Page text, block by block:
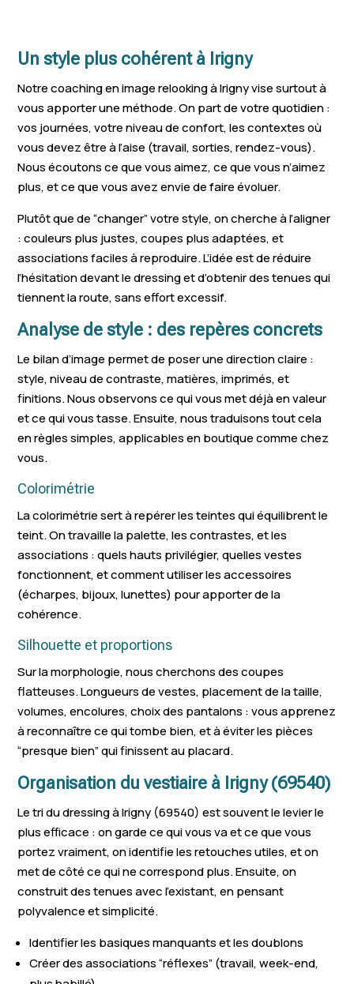
Un style plus cohérent à Irigny
Notre coaching en image relooking à Irigny vise surtout à
vous apporter une méthode. On part de votre quotidien :
vos journées, votre niveau de confort, les contextes où
vous devez être à l’aise (travail, sorties, rendez-vous).
Nous écoutons ce que vous aimez, ce que vous n’aimez
plus, et ce que vous avez envie de faire évoluer.
Plutôt que de “changer” votre style, on cherche à l’aligner
: couleurs plus justes, coupes plus adaptées, et
associations faciles à reproduire. L’idée est de réduire
l’hésitation devant le dressing et d’obtenir des tenues qui
tiennent la route, sans effort excessif.
Analyse de style : des repères concrets
Le bilan d’image permet de poser une direction claire :
style, niveau de contraste, matières, imprimés, et
finitions. Nous observons ce qui vous met déjà en valeur
et ce qui vous tasse. Ensuite, nous traduisons tout cela
en règles simples, applicables en boutique comme chez
vous.
Colorimétrie
La colorimétrie sert à repérer les teintes qui équilibrent le
teint. On travaille la palette, les contrastes, et les
associations : quels hauts privilégier, quelles vestes
fonctionnent, et comment utiliser les accessoires
(écharpes, bijoux, lunettes) pour apporter de la
cohérence.
Silhouette et proportions
Sur la morphologie, nous cherchons des coupes
flatteuses. Longueurs de vestes, placement de la taille,
volumes, encolures, choix des pantalons : vous apprenez
à reconnaître ce qui tombe bien, et à éviter les pièces
“presque bien” qui finissent au placard.
Organisation du vestiaire à Irigny (69540)
Le tri du dressing à Irigny (69540) est souvent le levier le
plus efficace : on garde ce qui vous va et ce que vous
portez vraiment, on identifie les retouches utiles, et on
met de côté ce qui ne correspond plus. Ensuite, on
construit des tenues avec l’existant, en pensant
polyvalence et simplicité.
Identifier les basiques manquants et les doublons
Créer des associations “réflexes” (travail, week-end,